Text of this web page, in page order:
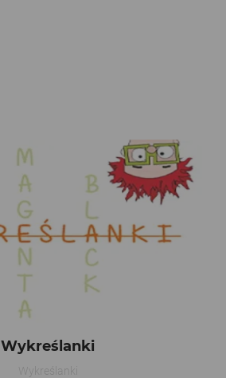
Wykreślanki
Wykreślanki